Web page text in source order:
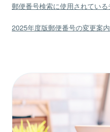
郵便番号検索に使用されてい
2025年度版郵便番号の変更案内